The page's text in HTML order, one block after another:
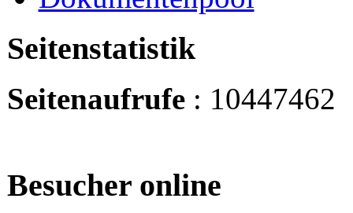
Seitenstatistik
Seitenaufrufe: 10447462
Besucher online